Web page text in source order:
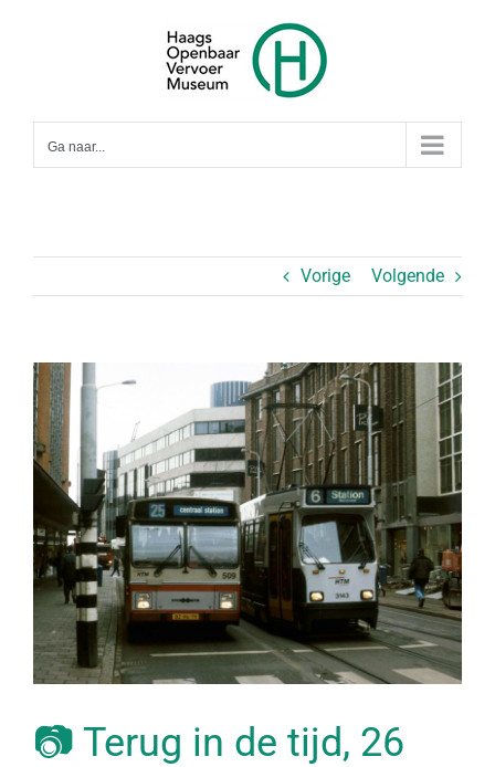
Ga naar...
Vorige Volgende
Bekijk
grotere
afbeelding
📷 Terug in de tijd, 26